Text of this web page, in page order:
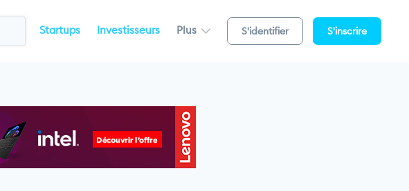
Startups Investisseurs Plus S'identifier S'inscrire